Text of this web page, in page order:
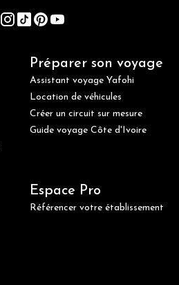
Préparer son voyage
Assistant voyage Yafohi
Location de véhicules
Créer un circuit sur mesure
Guide voyage Côte d'Ivoire
Espace Pro
Référencer votre établissement